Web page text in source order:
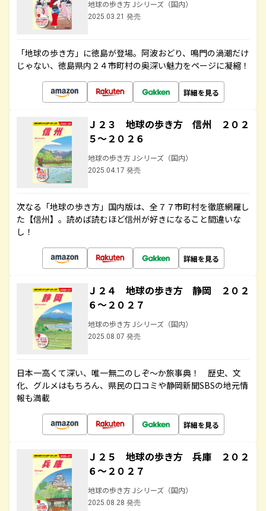
地球の歩き方 Jシリーズ（国内）
2025.03.21 発売
「地球の歩き方」に徳島が登場。阿波おどり、鳴門の渦潮だけ
じゃない、徳島県内２４市町村の奥深い魅力をページに凝縮！
詳細を見る
Ｊ２３ 地球の歩き方 信州 ２０２
５～２０２６
地球の歩き方 Jシリーズ（国内）
2025.04.17 発売
次なる「地球の歩き方」国内版は、全７７市町村を徹底網羅し
た【信州】。読めば読むほど信州が好きになること間違いな
し！
詳細を見る
Ｊ２４ 地球の歩き方 静岡 ２０２
６～２０２７
地球の歩き方 Jシリーズ（国内）
2025.08.07 発売
日本一高くて深い、唯一無二のしぞ～か旅事典！ 歴史、文
化、グルメはもちろん、県民の口コミや静岡新聞SBSの地元情
報も満載
詳細を見る
Ｊ２５ 地球の歩き方 兵庫 ２０２
６～２０２７
地球の歩き方 Jシリーズ（国内）
2025.08.28 発売